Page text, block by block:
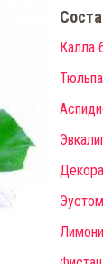
Калла